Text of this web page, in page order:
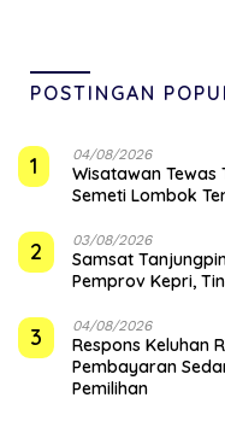
POSTINGAN
1 04/08/2026
Wisatawan Tewas
Semeti Lombok
2 03/08/2026
Samsat
Pemprov Kepri,
3 04/08/2026
‎Respons Keluhan
Pembayaran
Pemilihan